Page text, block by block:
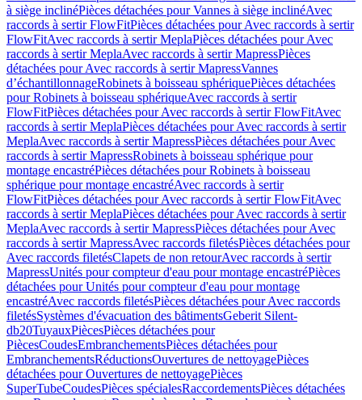
à siège inclinéPièces détachées pour Vannes à siège inclinéAvec
raccords à sertir FlowFitPièces détachées pour Avec raccords à sertir
FlowFitAvec raccords à sertir MeplaPièces détachées pour Avec
raccords à sertir MeplaAvec raccords à sertir MapressPièces
détachées pour Avec raccords à sertir MapressVannes
d’échantillonnageRobinets à boisseau sphériquePièces détachées
pour Robinets à boisseau sphériqueAvec raccords à sertir
FlowFitPièces détachées pour Avec raccords à sertir FlowFitAvec
raccords à sertir MeplaPièces détachées pour Avec raccords à sertir
MeplaAvec raccords à sertir MapressPièces détachées pour Avec
raccords à sertir MapressRobinets à boisseau sphérique pour
montage encastréPièces détachées pour Robinets à boisseau
sphérique pour montage encastréAvec raccords à sertir
FlowFitPièces détachées pour Avec raccords à sertir FlowFitAvec
raccords à sertir MeplaPièces détachées pour Avec raccords à sertir
MeplaAvec raccords à sertir MapressPièces détachées pour Avec
raccords à sertir MapressAvec raccords filetésPièces détachées pour
Avec raccords filetésClapets de non retourAvec raccords à sertir
MapressUnités pour compteur d'eau pour montage encastréPièces
détachées pour Unités pour compteur d'eau pour montage
encastréAvec raccords filetésPièces détachées pour Avec raccords
filetésSystèmes d'évacuation des bâtimentsGeberit Silent-
db20TuyauxPiècesPièces détachées pour
PiècesCoudesEmbranchementsPièces détachées pour
EmbranchementsRéductionsOuvertures de nettoyagePièces
détachées pour Ouvertures de nettoyagePièces
SuperTubeCoudesPièces spécialesRaccordementsPièces détachées